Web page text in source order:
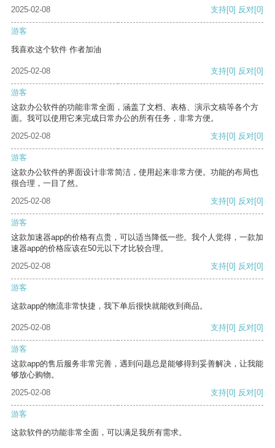
2025-02-08 支持[0] 反对[0]
游客
我喜欢这个软件 作者加油
2025-02-08 支持[0] 反对[0]
游客
这款办公软件的功能非常全面，涵盖了文档、表格、演示文稿等各个方
面。我可以使用它来完成日常办公的所有任务，非常方便。
2025-02-08
支持[0] 反对[0]
游客
这款办公软件的界面设计非常简洁，使用起来非常方便。功能的布局也
很合理，一目了然。
2025-02-08
支持[0] 反对[0]
游客
这款加速器app的价格有点贵，可以适当降低一些。我个人觉得，一款加
速器app的价格应该在50元以下才比较合理。
2025-02-08
支持[0] 反对[0]
游客
这款app的物流非常快捷，我下单后很快就能收到商品。
2025-02-08 支持[0] 反对[0]
游客
这款app的售后服务非常完善，遇到问题总是能够得到妥善解决，让我能
够放心购物。
2025-02-08
支持[0] 反对[0]
游客
这款软件的功能非常全面，可以满足我所有需求。